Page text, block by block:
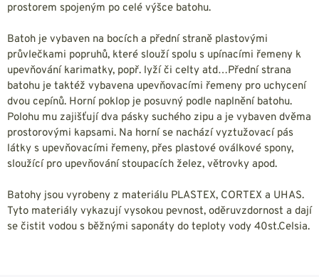
prostorem spojeným po celé výšce batohu.
Batoh je vybaven na bocích a přední straně plastovými
průvlečkami popruhů, které slouží spolu s upínacími řemeny k
upevňování karimatky, popř. lyží či celty atd…Přední strana
batohu je taktéž vybavena upevňovacími řemeny pro uchycení
dvou cepínů. Horní poklop je posuvný podle naplnění batohu.
Polohu mu zajišťují dva pásky suchého zipu a je vybaven dvěma
prostorovými kapsami. Na horní se nachází vyztužovací pás
látky s upevňovacími řemeny, přes plastové oválkové spony,
sloužící pro upevňování stoupacích želez, větrovky apod.
Batohy jsou vyrobeny z materiálu PLASTEX, CORTEX a UHAS.
Tyto materiály vykazují vysokou pevnost, oděruvzdornost a dají
se čistit vodou s běžnými saponáty do teploty vody 40st.Celsia.